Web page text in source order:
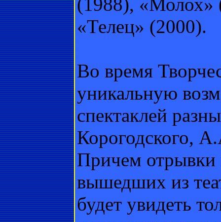
«Телец» (2000).
Во время
уникальную
спектаклей
Корогодского,
Причем отрывки
вышедших из
будет увидеть